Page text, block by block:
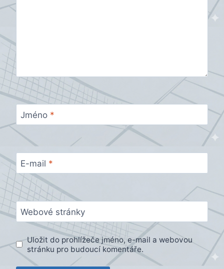
Jméno *
E-mail *
Webové stránky
Uložit do prohlížeče jméno, e-mail a webovou
stránku pro budoucí komentáře.